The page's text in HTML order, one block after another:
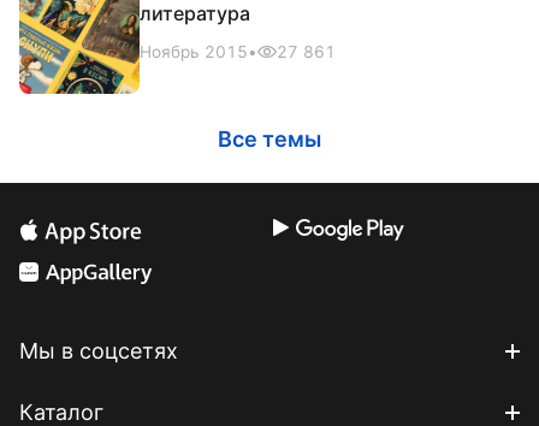
литература
Ноябрь 2015• 27 861
Все темы
Мы в соцсетях
Каталог